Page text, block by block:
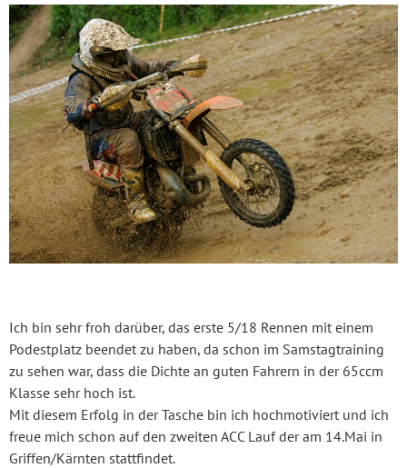
Ich bin sehr froh darüber, das erste 5/18 Rennen mit einem
Podestplatz beendet zu haben, da schon im Samstagtraining
zu sehen war, dass die Dichte an guten Fahrern in der 65ccm
Klasse sehr hoch ist.
Mit diesem Erfolg in der Tasche bin ich hochmotiviert und ich
freue mich schon auf den zweiten ACC Lauf der am 14.Mai in
Griffen/Kärnten stattfindet.